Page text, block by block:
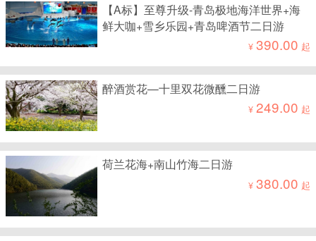
【A标】至尊升级-青岛极地海洋世界+海
鲜大咖+雪乡乐园+青岛啤酒节二日游
¥390.00 起
醉酒赏花—十里双花微醺二日游
¥249.00 起
荷兰花海+南山竹海二日游
¥380.00 起